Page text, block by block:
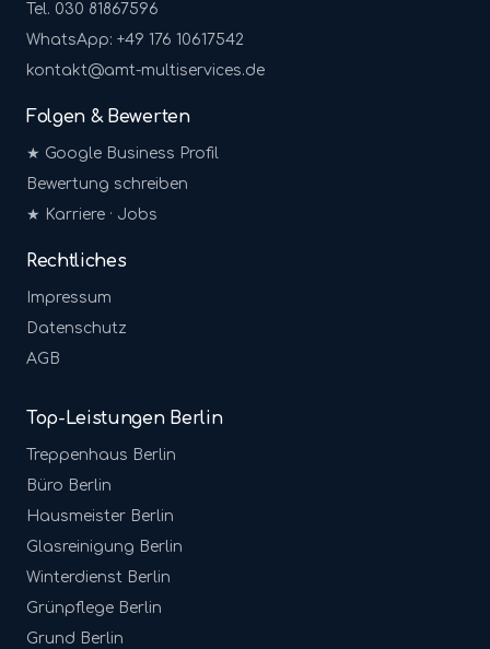
Tel. 030 81867596
WhatsApp: +49 176 10617542
kontakt@amt-multiservices.de
Folgen & Bewerten
★ Google Business Profil
Bewertung schreiben
★ Karriere · Jobs
Rechtliches
Impressum
Datenschutz
AGB
Top-Leistungen Berlin
Treppenhaus Berlin
Büro Berlin
Hausmeister Berlin
Glasreinigung Berlin
Winterdienst Berlin
Grünpflege Berlin
Grund Berlin